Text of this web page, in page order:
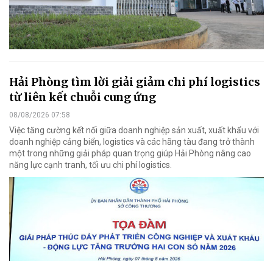
Hải Phòng tìm lời giải giảm chi phí logistics
từ liên kết chuỗi cung ứng
08/08/2026 07:58
Việc tăng cường kết nối giữa doanh nghiệp sản xuất, xuất khẩu với
doanh nghiệp cảng biển, logistics và các hãng tàu đang trở thành
một trong những giải pháp quan trọng giúp Hải Phòng nâng cao
năng lực cạnh tranh, tối ưu chi phí logistics.